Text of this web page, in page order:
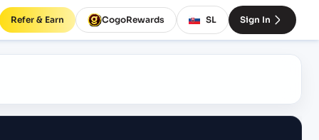
Refer & Earn CogoRewards SL Sign In